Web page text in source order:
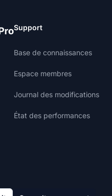
Support
Base de connaissances
Espace membres
Journal des modifications
État des performances